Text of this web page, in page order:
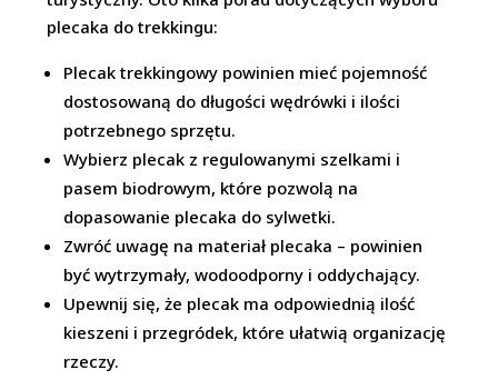
plecaka do trekkingu:
Plecak trekkingowy powinien mieć pojemność
dostosowaną do długości wędrówki i ilości
potrzebnego sprzętu.
Wybierz plecak z regulowanymi szelkami i
pasem biodrowym, które pozwolą na
dopasowanie plecaka do sylwetki.
Zwróć uwagę na materiał plecaka – powinien
być wytrzymały, wodoodporny i oddychający.
Upewnij się, że plecak ma odpowiednią ilość
kieszeni i przegródek, które ułatwią organizację
rzeczy.